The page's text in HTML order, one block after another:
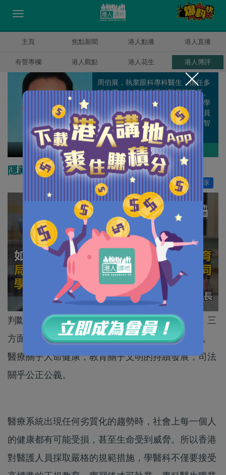
主頁 焦點新聞 港人點播 港人直播
有聲專欄 港人觀點 港人花生 港人博評
周伯展
周伯展，執業眼科專科醫生，擔任多
項公職，包括香港眼科醫學院院長、
香港執業眼科醫生會會長、香港醫學
會副會長、香港專業及資深行政人員
協會副會長，並任智庫組織「香江智
匯」副主席。
作者其他博評
隱藏失德教師後患無窮
分享
406
判斷一個社會是否屬於健康、公平、良好的社會，三
方面的標準最為重要──醫療、教育和司法的水平。
醫療關乎人命健康，教育關乎文明的持續發展，司法
關乎公正公義。
醫療系統出現任何劣質化的趨勢時，社會上每一個人
的健康都有可能受損，甚至生命受到威脅。所以香港
對醫護人員採取嚴格的規範措施，學醫科不僅要接受